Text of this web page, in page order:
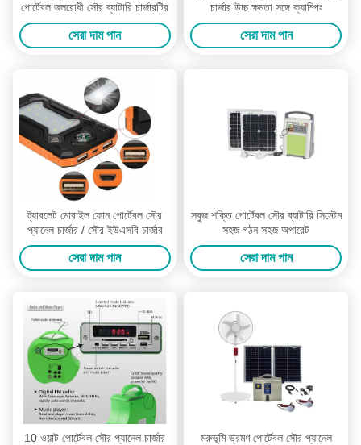
পোর্টেবল জলরোধী সৌর ব্যাটারি চার্জারটির
সেরা দাম পান
চার্জার উচ্চ ক্ষমতা সঙ্গে ক্যাম্পিং
সেরা দাম পান
ট্যাবলেট মোবাইল ফোন পোর্টেবল সৌর
প্যানেল চার্জার / সৌর ইউএসবি চার্জার
সেরা দাম পান
সবুজ শক্তি পোর্টেবল সৌর ব্যাটারি সিস্টেম
সহজ গঠন সহজ অপারেট
সেরা দাম পান
10 ওয়াট পোর্টেবল সৌর প্যানেল চার্জার
মরুভূমি ভ্রমণ পোর্টেবল সৌর প্যানেল